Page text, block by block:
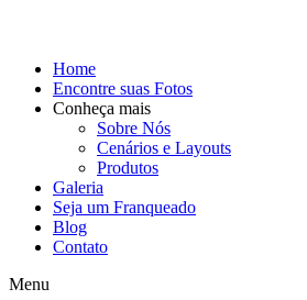
Home
Encontre suas Fotos
Conheça mais
Sobre Nós
Cenários e Layouts
Produtos
Galeria
Seja um Franqueado
Blog
Contato
Menu